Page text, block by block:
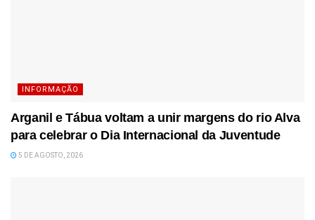
INFORMAÇÃO
Arganil e Tábua voltam a unir margens do rio Alva
para celebrar o Dia Internacional da Juventude
5 DE AGOSTO, 2026